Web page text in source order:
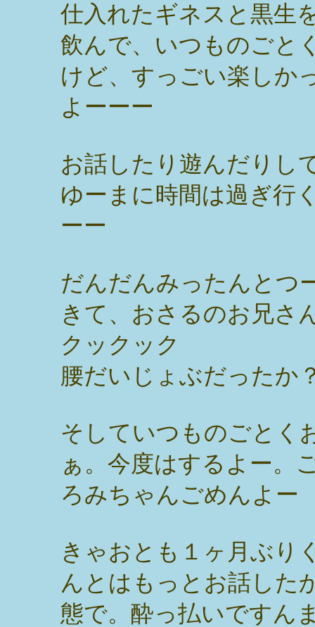
仕入れたギネスと黒生
飲んで、いつものごと
けど、すっごい楽しか
よーーー
お話したり遊んだりし
ゆーまに時間は過ぎ行
ーー
だんだんみったんとつ
きて、おさるのお兄さ
クックック
腰だいじょぶだったか
そしていつものごとく
ぁ。今度はするよー。
ろみちゃんごめんよー
きゃおとも１ヶ月ぶり
んとはもっとお話した
態で。酔っ払いですん